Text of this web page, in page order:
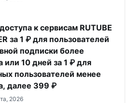
к сервисам RUTUBE
за 1 ₽ для пользователей
подписки более
или 10 дней за 1 ₽ для
пользователей менее
далее 399 ₽
2026